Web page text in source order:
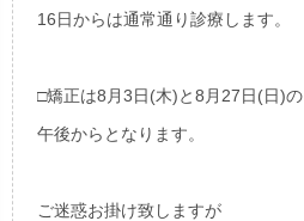
16日からは通常通り診療します。
□矯正は8月3日(木)と8月27日(日)の
午後からとなります。
ご迷惑お掛け致しますが